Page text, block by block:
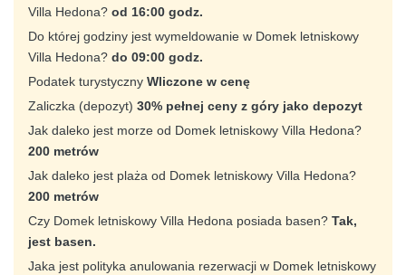
Villa Hedona? od 16:00 godz.
Do której godziny jest wymeldowanie w Domek letniskowy
Villa Hedona? do 09:00 godz.
Podatek turystyczny Wliczone w cenę
Zaliczka (depozyt) 30% pełnej ceny z góry jako depozyt
Jak daleko jest morze od Domek letniskowy Villa Hedona?
200 metrów
Jak daleko jest plaża od Domek letniskowy Villa Hedona?
200 metrów
Czy Domek letniskowy Villa Hedona posiada basen? Tak,
jest basen.
Jaka jest polityka anulowania rezerwacji w Domek letniskowy